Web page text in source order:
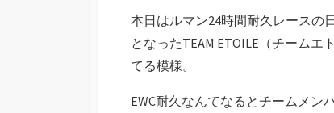
本日はルマン24時間耐久レースの
となったTEAM ETOILE（チーム
てる模様。
EWC耐久なんてなるとチームメ